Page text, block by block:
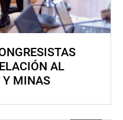
AL
Y MINAS